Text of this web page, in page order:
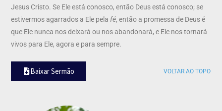
Jesus Cristo. Se Ele está conosco, então Deus está conosco; se
estivermos agarrados a Ele pela fé, então a promessa de Deus é
que Ele nunca nos deixará ou nos abandonará, e Ele nos tornará
vivos para Ele, agora e para sempre.
Baixar Sermão VOLTAR AO TOPO